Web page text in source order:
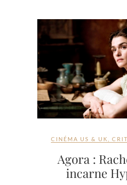
CINÉMA US & UK
Agora :
incarne